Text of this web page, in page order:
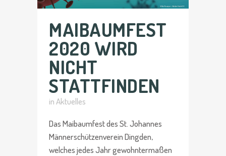
MAIBAUMFEST
2020 WIRD
NICHT
STATTFINDEN
inAktuelles
Das Maibaumfest des St. Johannes
Männerschützenverein Dingden,
welches jedes Jahr gewohntermaßen